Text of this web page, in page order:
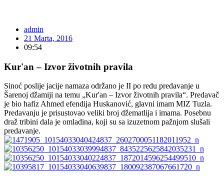
admin
21 Marta, 2016
09:54
Kur'an – Izvor životnih pravila
Sinoć poslije jacije namaza održano je II po redu predavanje u
Šarenoj džamiji na temu „Kur'an – Izvor životnih pravila“. Predavač
je bio hafiz Ahmed efendija Huskanović, glavni imam MIZ Tuzla.
Predavanju je prisustovao veliki broj džematlija i imama. Posebnu
draž tribini dala je omladina, koji su sa izuzetnom pažnjom slušali
predavanje.